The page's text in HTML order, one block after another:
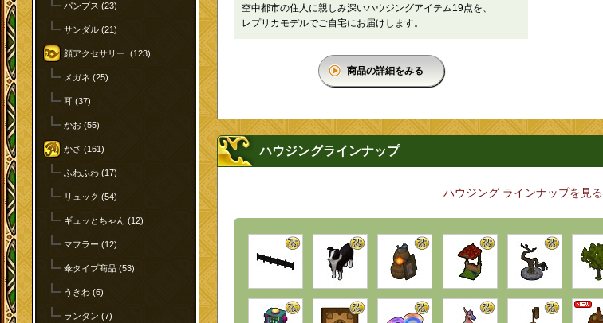
パンプス (23)
サンダル (21)
顔アクセサリー (123)
メガネ (25)
耳 (37)
かお (55)
かさ (161)
ふわふわ (17)
リュック (54)
ギュッとちゃん (12)
マフラー (12)
傘タイプ商品 (53)
うきわ (6)
ランタン (7)
空中都市の住人に親しみ深いハウジングアイテム19点を、
レプリカモデルでご自宅にお届けします。
商品の詳細をみる
ハウジングラインナップ
ハウジング ラインナップを見る